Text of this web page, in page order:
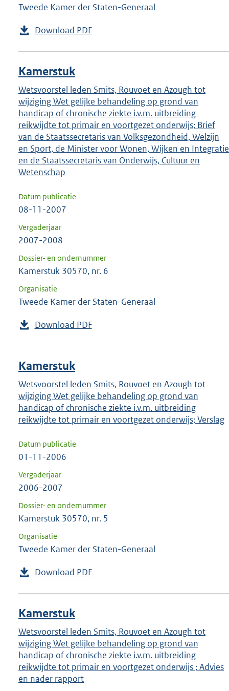
Tweede Kamer der Staten-Generaal
Download PDF
Kamerstuk
Wetsvoorstel leden Smits, Rouvoet en Azough tot
wijziging Wet gelijke behandeling op grond van
handicap of chronische ziekte i.v.m. uitbreiding
reikwijdte tot primair en voortgezet onderwijs; Brief
van de Staatssecretaris van Volksgezondheid, Welzijn
en Sport, de Minister voor Wonen, Wijken en Integratie
en de Staatssecretaris van Onderwijs, Cultuur en
Wetenschap
Datum publicatie
08-11-2007
Vergaderjaar
2007-2008
Dossier- en ondernummer
Kamerstuk 30570, nr. 6
Organisatie
Tweede Kamer der Staten-Generaal
Download PDF
Kamerstuk
Wetsvoorstel leden Smits, Rouvoet en Azough tot
wijziging Wet gelijke behandeling op grond van
handicap of chronische ziekte i.v.m. uitbreiding
reikwijdte tot primair en voortgezet onderwijs; Verslag
Datum publicatie
01-11-2006
Vergaderjaar
2006-2007
Dossier- en ondernummer
Kamerstuk 30570, nr. 5
Organisatie
Tweede Kamer der Staten-Generaal
Download PDF
Kamerstuk
Wetsvoorstel leden Smits, Rouvoet en Azough tot
wijziging Wet gelijke behandeling op grond van
handicap of chronische ziekte i.v.m. uitbreiding
reikwijdte tot primair en voortgezet onderwijs ; Advies
en nader rapport